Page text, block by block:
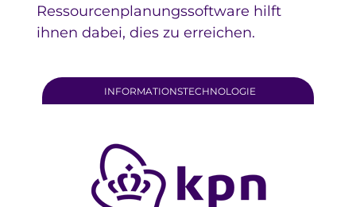
Ressourcenplanungssoftware hilft
ihnen dabei, dies zu erreichen.
INFORMATIONSTECHNOLOGIE